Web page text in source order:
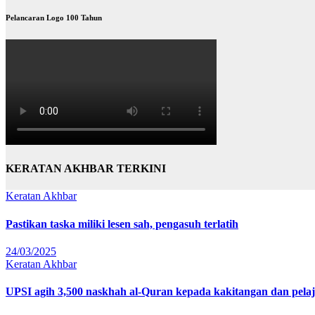
Pelancaran Logo 100 Tahun
KERATAN AKHBAR TERKINI
Keratan Akhbar
Pastikan taska miliki lesen sah, pengasuh terlatih
24/03/2025
Keratan Akhbar
UPSI agih 3,500 naskhah al-Quran kepada kakitangan dan